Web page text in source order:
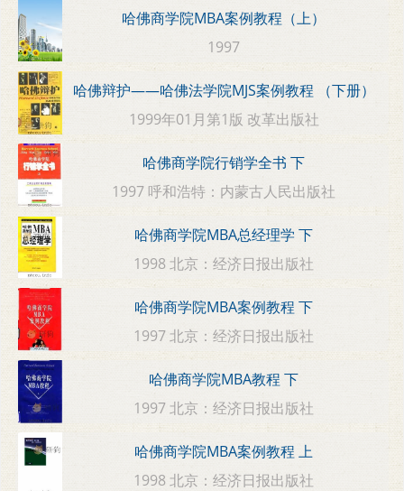
哈佛商学院MBA案例教程（上）
1997
哈佛辩护——哈佛法学院MJS案例教程 （下册）
1999年01月第1版 改革出版社
哈佛商学院行销学全书 下
1997 呼和浩特：内蒙古人民出版社
哈佛商学院MBA总经理学 下
1998 北京：经济日报出版社
哈佛商学院MBA案例教程 下
1997 北京：经济日报出版社
哈佛商学院MBA教程 下
1997 北京：经济日报出版社
哈佛商学院MBA案例教程 上
1998 北京：经济日报出版社